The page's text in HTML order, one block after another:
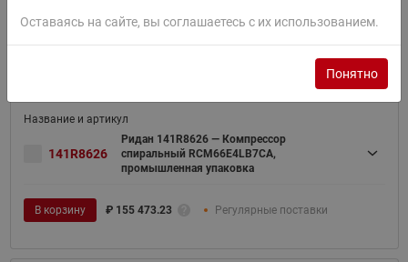
В корзину ₽ 159 918.54 Заказная позиция
141R8626
Ридан 141R8626 — Компрессор
спиральный RCM66E4LB7CA,
промышленная упаковка
В корзину ₽ 155 473.23 Регулярные поставки
Оставаясь на сайте, вы соглашаетесь с их использованием.
Понятно